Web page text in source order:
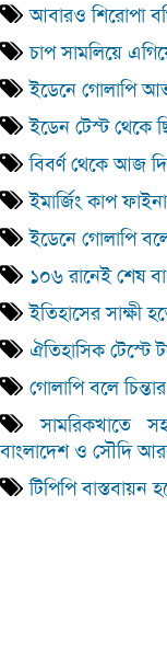
আবারও শিরোপা
চাপ সামলিয়ে
ইডেনে গোলাপি
ইডেন টেস্ট থেকে
বিবর্ণ থেকে আজ
ইমার্জিং কাপ
ইডেনে গোলাপি
১০৬ রানেই শেষ
ইতিহাসের সাক্ষী
ঐতিহাসিক টেস্টে
গোলাপি বলে
সামরিকখাতে
বাংলাদেশ ও সৌদি
টিপিপি বাস্তবায়ন